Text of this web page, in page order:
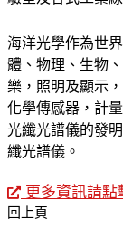
海洋光學作為世
體、物理、生物
樂，照明及顯示
化學傳感器，計
光纖光譜儀的發
纖光譜儀。
更多資訊請
回上頁